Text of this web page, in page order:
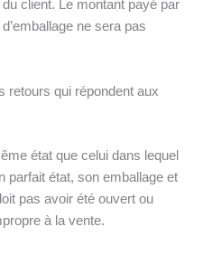
client. Le montant payé par
ne sera pas
retours qui répondent aux
état que celui dans lequel
parfait état, son emballage et
pas avoir été ouvert ou
à la vente.